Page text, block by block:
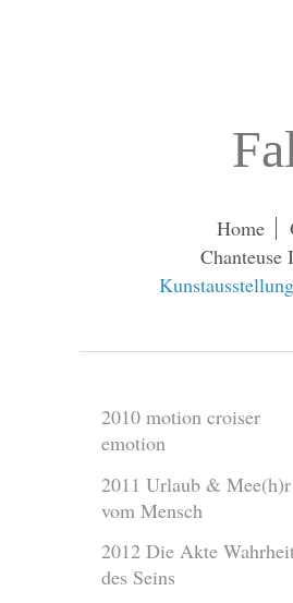
Home
Chanteuse
2010 motion croiser
emotion
2011 Urlaub & Mee(h)r
vom Mensch
2012 Die Akte
des Seins